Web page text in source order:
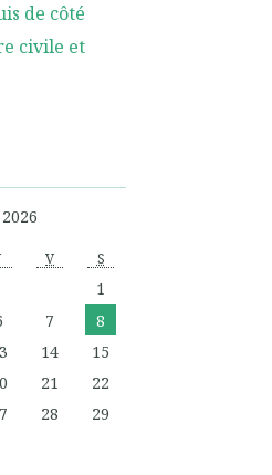
de côté
civile et
V S
1
7
8
14
15
21
22
28
29